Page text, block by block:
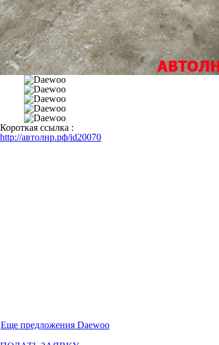
Короткая ссылка :
http://автолнр.рф/id20070
Еще предложения Daewoo